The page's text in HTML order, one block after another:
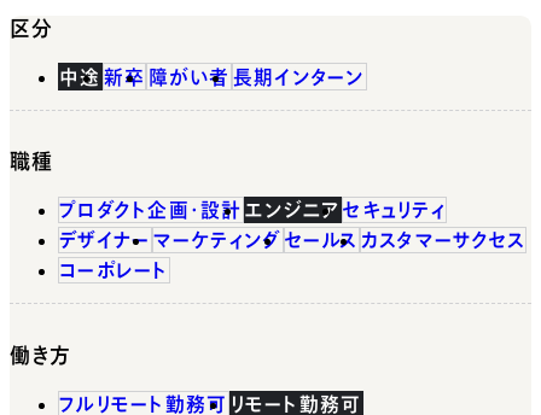
区分
中途 新卒 障がい者 長期インターン
職種
プロダクト企画・設計 エンジニア セキュリティ
デザイナー マーケティング セールス カスタマーサクセス
コーポレート
働き方
フルリモート勤務可 リモート勤務可